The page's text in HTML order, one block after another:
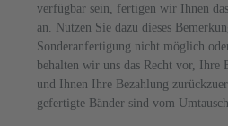
verfügbar sein, fertigen wir Ihnen
an. Nutzen Sie dazu dieses
Sonderanfertigung nicht möglich
behalten wir uns das Recht vor, Ihre
und Ihnen Ihre Bezahlung
gefertigte Bänder sind vom Umtausch